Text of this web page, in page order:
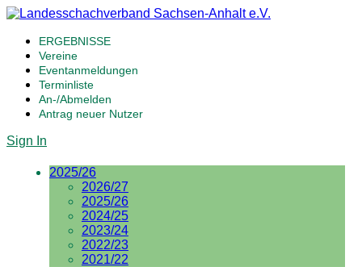
ERGEBNISSE
Vereine
Eventanmeldungen
Terminliste
An-/Abmelden
Antrag neuer Nutzer
Sign In
2025/26
2026/27
2025/26
2024/25
2023/24
2022/23
2021/22